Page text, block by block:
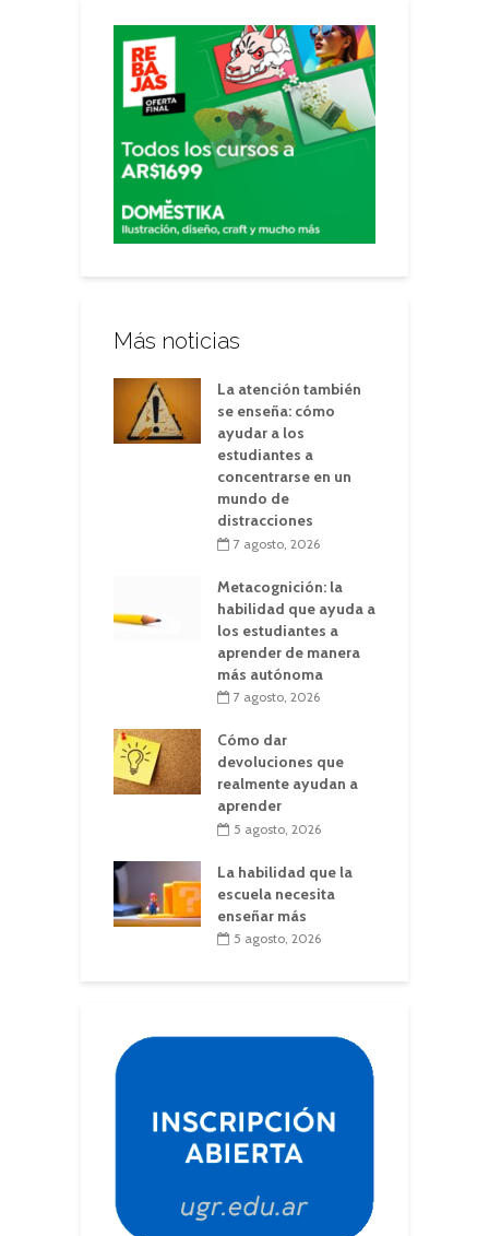
Más noticias
La atención también
se enseña: cómo
ayudar a los
estudiantes a
concentrarse en un
mundo de
distracciones
7 agosto, 2026
Metacognición: la
habilidad que ayuda a
los estudiantes a
aprender de manera
más autónoma
7 agosto, 2026
Cómo dar
devoluciones que
realmente ayudan a
aprender
5 agosto, 2026
La habilidad que la
escuela necesita
enseñar más
5 agosto, 2026